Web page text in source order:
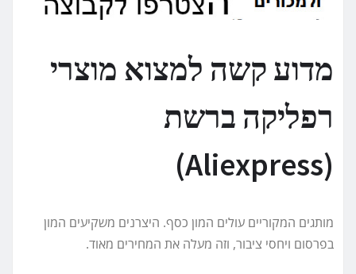
מדוע קשה למצוא מוצרי
רפליקה ברשת
(Aliexpress)
מותגים המקוריים עולים המון כסף. היצרנים משקיעים המון
בפרסום ויחסי ציבור, וזה מעלה את המחירים מאוד.